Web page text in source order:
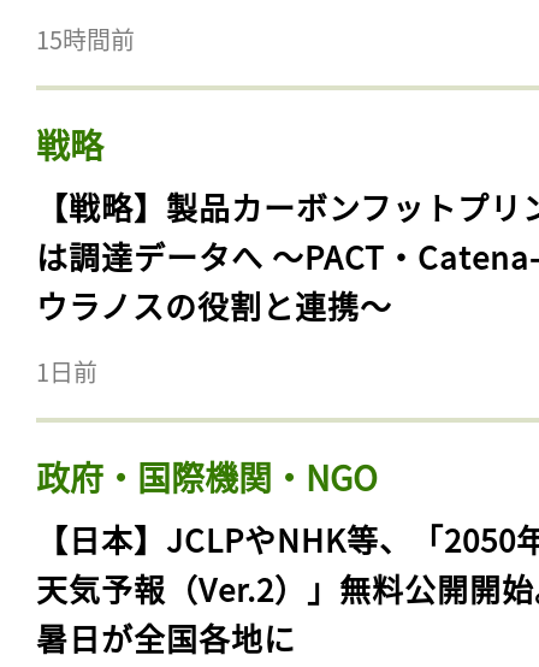
15時間前
戦略
【戦略】製品カーボンフットプリ
は調達データへ 〜PACT・
ウラノスの役割と連携〜
1日前
政府・国際機関・NGO
【日本】JCLPやNHK等、「2050
天気予報（Ver.2）」無料公開開
暑日が全国各地に